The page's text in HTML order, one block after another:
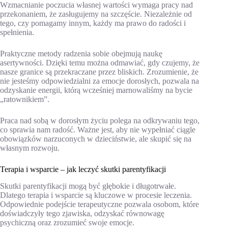
Wzmacnianie poczucia własnej wartości wymaga pracy nad
przekonaniem, że zasługujemy na szczęście. Niezależnie od
tego, czy pomagamy innym, każdy ma prawo do radości i
spełnienia.
Praktyczne metody radzenia sobie obejmują naukę
asertywności. Dzięki temu można odmawiać, gdy czujemy, że
nasze granice są przekraczane przez bliskich. Zrozumienie, że
nie jesteśmy odpowiedzialni za emocje dorosłych, pozwala na
odzyskanie energii, którą wcześniej marnowaliśmy na bycie
„ratownikiem”.
Praca nad sobą w dorosłym życiu polega na odkrywaniu tego,
co sprawia nam radość. Ważne jest, aby nie wypełniać ciągle
obowiązków narzuconych w dzieciństwie, ale skupić się na
własnym rozwoju.
Terapia i wsparcie – jak leczyć skutki parentyfikacji
Skutki parentyfikacji mogą być głębokie i długotrwałe.
Dlatego terapia i wsparcie są kluczowe w procesie leczenia.
Odpowiednie podejście terapeutyczne pozwala osobom, które
doświadczyły tego zjawiska, odzyskać równowagę
psychiczną oraz zrozumieć swoje emocje.